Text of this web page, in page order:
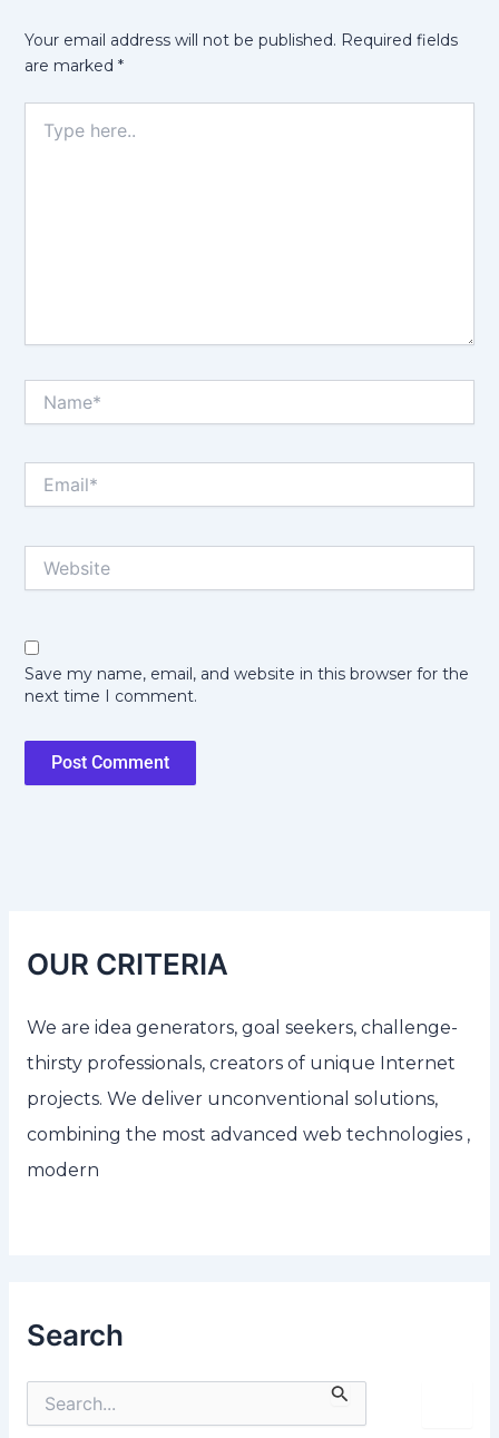
Your email address will not be published. Required fields
are marked *
here..
Save my name, email, and website in this browser for the
next time I comment.
OUR CRITERIA
We are idea generators, goal seekers, challenge-
thirsty professionals, creators of unique Internet
projects. We deliver unconventional solutions,
combining the most advanced web technologies ,
modern
Search